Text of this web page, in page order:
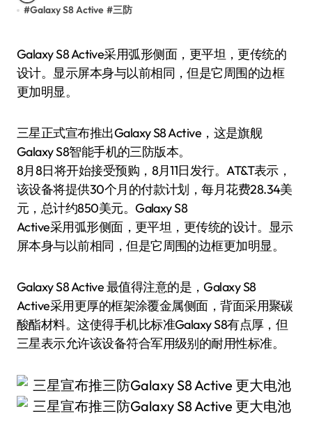
#Galaxy S8 Active #三防
Galaxy S8 Active采用弧形侧面，更平坦，更传统的
设计。显示屏本身与以前相同，但是它周围的边框
更加明显。
三星正式宣布推出Galaxy S8 Active，这是旗舰
Galaxy S8智能手机的三防版本。
8月8日将开始接受预购，8月11日发行。AT&T表示，
该设备将提供30个月的付款计划，每月花费28.34美
元，总计约850美元。Galaxy S8
Active采用弧形侧面，更平坦，更传统的设计。显示
屏本身与以前相同，但是它周围的边框更加明显。
Galaxy S8 Active 最值得注意的是，Galaxy S8
Active采用更厚的框架涂覆金属侧面，背面采用聚碳
酸酯材料。这使得手机比标准Galaxy S8有点厚，但
三星表示允许该设备符合军用级别的耐用性标准。